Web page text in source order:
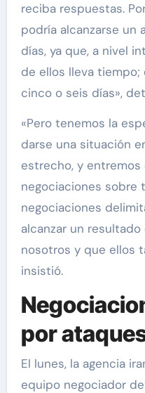
reciba respuestas.
podría alcanzarse un
días, ya que, a nivel
de ellos lleva tiempo;
cinco o seis días»,
«Pero tenemos la
darse una situación
estrecho, y
negociaciones sobre
negociaciones
alcanzar un
nosotros y que ellos
insistió.
por
El lunes, la agencia
equipo negociador